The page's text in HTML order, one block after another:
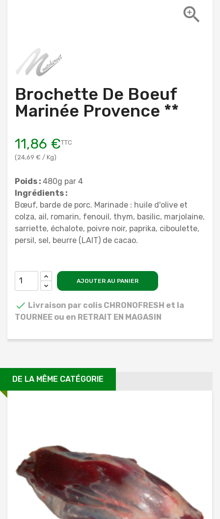

Brochette De Boeuf
Marinée Provence **
11,86 €
(24,69 € / Kg)
TTC
Poids : 480g par 4
Ingrédients :
Bœuf, barde de porc. Marinade : huile d'olive et
colza, ail, romarin, fenouil, thym, basilic, marjolaine,
sarriette, échalote, poivre noir, paprika, ciboulette,
persil, sel, beurre (LAIT) de cacao.
AJOUTER AU PANIER
 Livraison par colis CHRONOFRESH et la
TOURNEE ou en RETRAIT EN MAGASIN
DE LA MÊME CATÉGORIE